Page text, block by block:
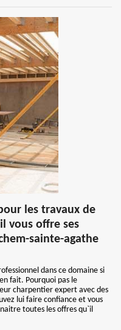
les travaux de
vous offre ses
sainte-agathe
dans ce domaine si
fait. Pourquoi pas le
charpentier expert avec des
lui faire confiance et vous
toutes les offres qu`il